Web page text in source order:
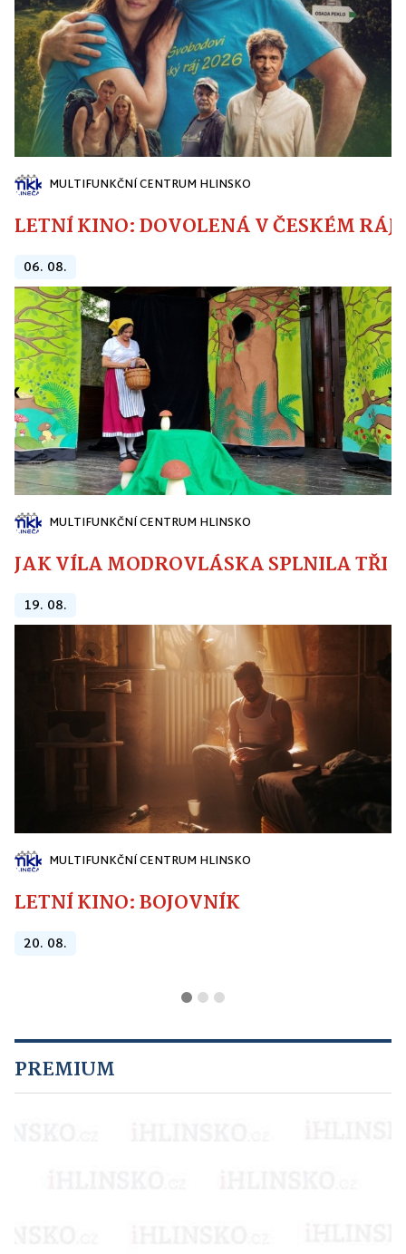
MULTIFUNKČNÍ CENTRUM HLINSKO
LETNÍ KINO: DOVOLENÁ V ČESKÉM RÁJI
06. 08.
MULTIFUNKČNÍ CENTRUM HLINSKO
JAK VÍLA MODROVLÁSKA SPLNILA
19. 08.
MULTIFUNKČNÍ CENTRUM HLINSKO
LETNÍ KINO: BOJOVNÍK
20. 08.
PREMIUM